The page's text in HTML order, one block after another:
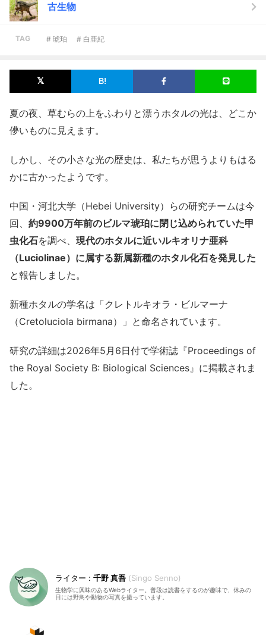
古生物
TAG # 琥珀 # 白亜紀
夏の夜、草むらの上をふわりと漂うホタルの光は、どこか
儚いものに見えます。
しかし、その小さな光の歴史は、私たちが思うよりもはる
かに古かったようです。
中国・河北大学（Hebei University）らの研究チームは今
回、 約9900万年前のビルマ琥珀に閉じ込められていた甲
虫化石を調べ、 現代のホタルに近いルキオリナ亜科
（Luciolinae）に属する新属新種のホタル化石を発見した
と報告しました。
新種ホタルの学名は「クレトルキオラ・ビルマーナ
（Cretoluciola birmana）」と命名されています。
研究の詳細は2026年5月6日付で学術誌『Proceedings of
the Royal Society B: Biological Sciences』に掲載されま
した。
千野 真吾 Singo Senno
生物学に興味のあるWebライター。普段は読書をするのが趣味で、休みの
日には野鳥や動物の写真を撮っています。